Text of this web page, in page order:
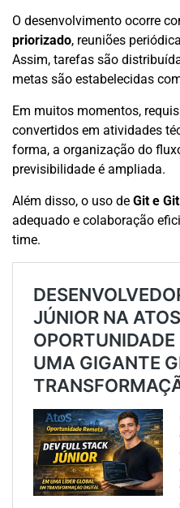
O desenvolvimento ocorre
priorizado, reuniões
Assim, tarefas são
metas são estabelecidas
Em muitos momentos,
convertidos em atividades
forma, a organização do
previsibilidade é ampliada.
Além disso, o uso de Git e
adequado e colaboração
time.